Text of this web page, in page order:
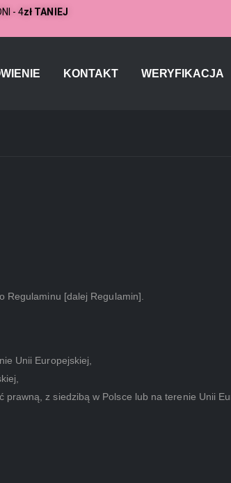
-4zł TANIEJ
KONTAKT WERYFIKACJA
Regulaminu [dalej Regulamin].
Unii Europejskiej,
z siedzibą w Polsce lub na terenie Unii